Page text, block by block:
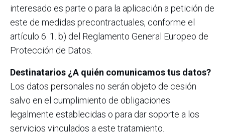
interesado es parte o para la aplicación a petición de
este de medidas precontractuales, conforme el
artículo 6. 1. b) del Reglamento General Europeo de
Protección de Datos.
Destinatarios ¿A quién comunicamos tus datos?
Los datos personales no serán objeto de cesión
salvo en el cumplimiento de obligaciones
legalmente establecidas o para dar soporte a los
servicios vinculados a este tratamiento.